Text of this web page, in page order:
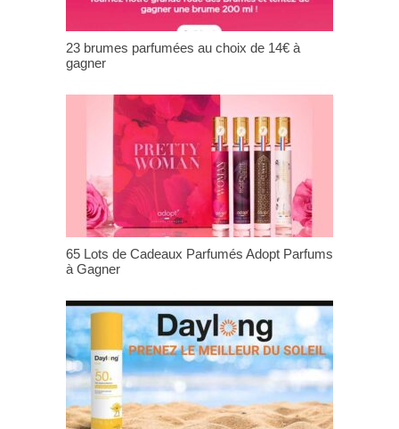
23 brumes parfumées au choix de 14€ à
gagner
65 Lots de Cadeaux Parfumés Adopt Parfums
à Gagner